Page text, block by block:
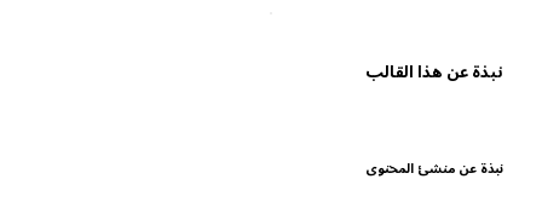
عن هذا القالب
عن منشئ المحتوى